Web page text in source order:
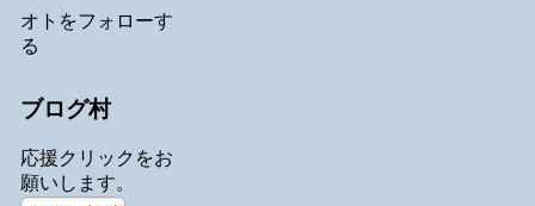
オトをフォローす
る
ブログ村
応援クリックをお
願いします。